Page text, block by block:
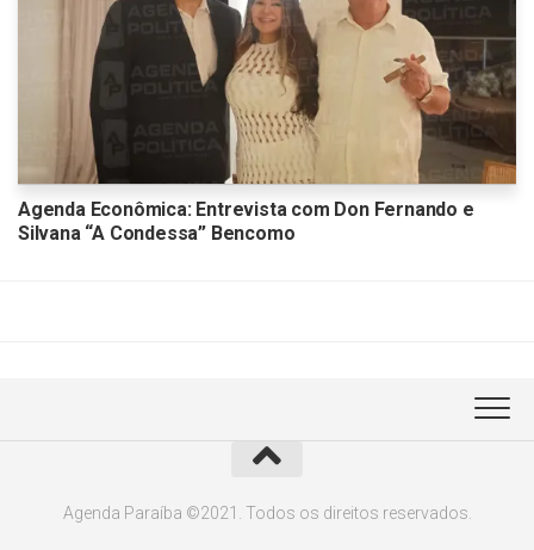
Agenda Econômica: Entrevista com Don Fernando e
Silvana “A Condessa” Bencomo
Agenda Paraíba ©2021. Todos os direitos reservados.